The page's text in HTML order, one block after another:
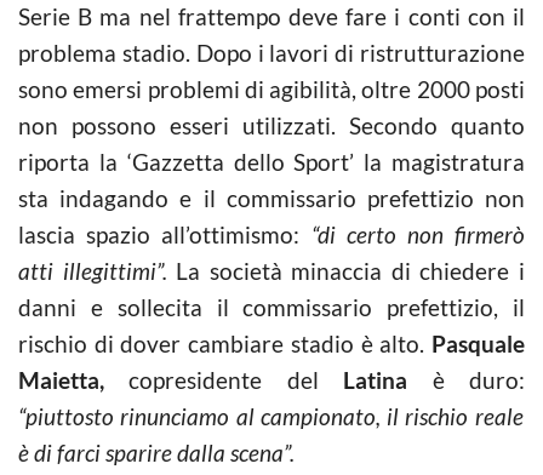
Serie B ma nel frattempo deve fare i conti con il
problema stadio. Dopo i lavori di ristrutturazione
sono emersi problemi di agibilità, oltre 2000 posti
non possono esseri utilizzati. Secondo quanto
riporta la ‘Gazzetta dello Sport’ la magistratura
sta indagando e il commissario prefettizio non
lascia spazio all’ottimismo: “di certo non firmerò
atti illegittimi”. La società minaccia di chiedere i
danni e sollecita il commissario prefettizio, il
rischio di dover cambiare stadio è alto. Pasquale
Maietta, copresidente del Latina è duro:
“piuttosto rinunciamo al campionato, il rischio reale
è di farci sparire dalla scena”.